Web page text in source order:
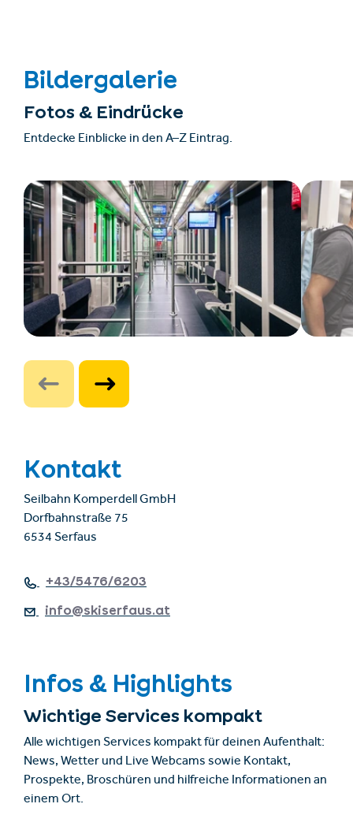
Bildergalerie
Fotos & Eindrücke
Entdecke Einblicke in den A–Z Eintrag.
Kontakt
Seilbahn Komperdell GmbH
Dorfbahnstraße 75
6534 Serfaus
+43/5476/6203
info@skiserfaus.at
Infos & Highlights
Wichtige Services kompakt
Alle wichtigen Services kompakt für deinen Aufenthalt:
News, Wetter und Live Webcams sowie Kontakt,
Prospekte, Broschüren und hilfreiche Informationen an
einem Ort.